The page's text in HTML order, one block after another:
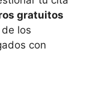
gratuitos
los
con